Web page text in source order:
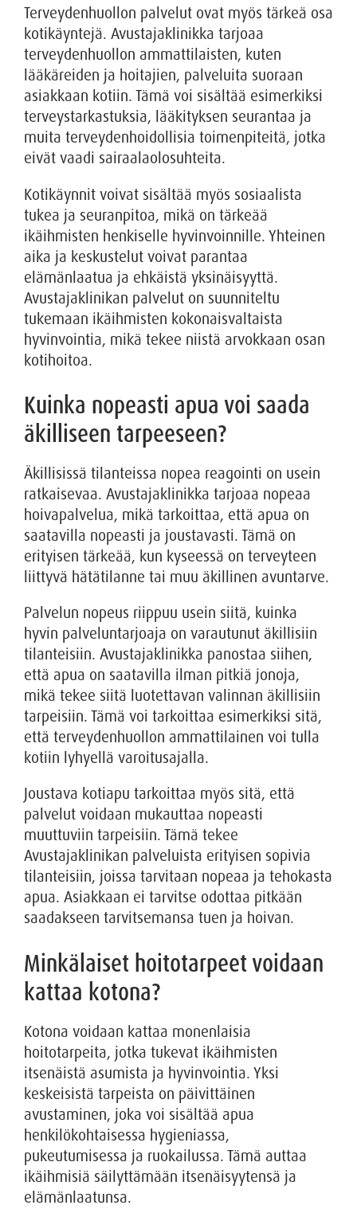
Terveydenhuollon palvelut ovat myös tärkeä osa
kotikäyntejä. Avustajaklinikka tarjoaa
terveydenhuollon ammattilaisten, kuten
lääkäreiden ja hoitajien, palveluita suoraan
asiakkaan kotiin. Tämä voi sisältää esimerkiksi
terveystarkastuksia, lääkityksen seurantaa ja
muita terveydenhoidollisia toimenpiteitä, jotka
eivät vaadi sairaalaolosuhteita.
Kotikäynnit voivat sisältää myös sosiaalista
tukea ja seuranpitoa, mikä on tärkeää
ikäihmisten henkiselle hyvinvoinnille. Yhteinen
aika ja keskustelut voivat parantaa
elämänlaatua ja ehkäistä yksinäisyyttä.
Avustajaklinikan palvelut on suunniteltu
tukemaan ikäihmisten kokonaisvaltaista
hyvinvointia, mikä tekee niistä arvokkaan osan
kotihoitoa.
Kuinka nopeasti apua voi saada
äkilliseen tarpeeseen?
Äkillisissä tilanteissa nopea reagointi on usein
ratkaisevaa. Avustajaklinikka tarjoaa nopeaa
hoivapalvelua, mikä tarkoittaa, että apua on
saatavilla nopeasti ja joustavasti. Tämä on
erityisen tärkeää, kun kyseessä on terveyteen
liittyvä hätätilanne tai muu äkillinen avuntarve.
Palvelun nopeus riippuu usein siitä, kuinka
hyvin palveluntarjoaja on varautunut äkillisiin
tilanteisiin. Avustajaklinikka panostaa siihen,
että apua on saatavilla ilman pitkiä jonoja,
mikä tekee siitä luotettavan valinnan äkillisiin
tarpeisiin. Tämä voi tarkoittaa esimerkiksi sitä,
että terveydenhuollon ammattilainen voi tulla
kotiin lyhyellä varoitusajalla.
Joustava kotiapu tarkoittaa myös sitä, että
palvelut voidaan mukauttaa nopeasti
muuttuviin tarpeisiin. Tämä tekee
Avustajaklinikan palveluista erityisen sopivia
tilanteisiin, joissa tarvitaan nopeaa ja tehokasta
apua. Asiakkaan ei tarvitse odottaa pitkään
saadakseen tarvitsemansa tuen ja hoivan.
Minkälaiset hoitotarpeet voidaan
kattaa kotona?
Kotona voidaan kattaa monenlaisia
hoitotarpeita, jotka tukevat ikäihmisten
itsenäistä asumista ja hyvinvointia. Yksi
keskeisistä tarpeista on päivittäinen
avustaminen, joka voi sisältää apua
henkilökohtaisessa hygieniassa,
pukeutumisessa ja ruokailussa. Tämä auttaa
ikäihmisiä säilyttämään itsenäisyytensä ja
elämänlaatunsa.